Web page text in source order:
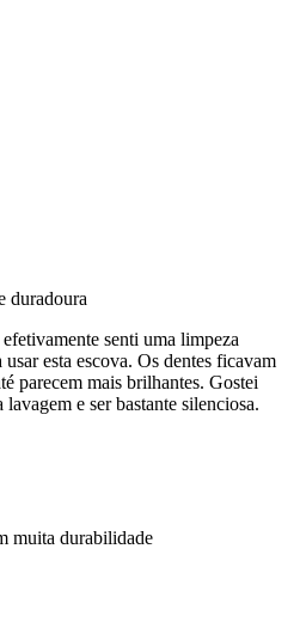
duradoura
senti uma limpeza
esta escova. Os dentes ficavam
parecem mais brilhantes. Gostei
e ser bastante silenciosa.
muita durabilidade